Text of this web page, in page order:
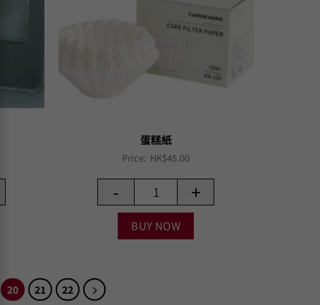
蛋糕紙
Price: HK$45.00
- +
BUY NOW
20 21 22